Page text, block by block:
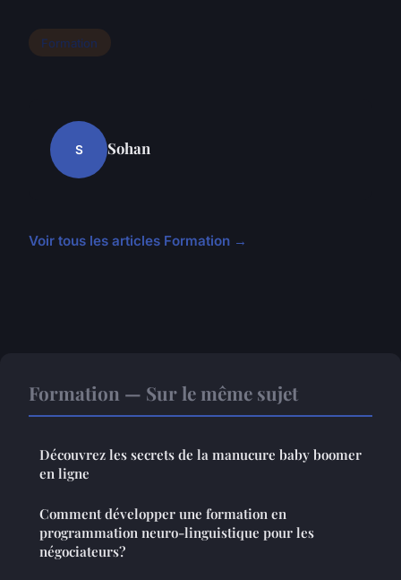
Formation
S Sohan
Voir tous les articles Formation →
Formation — Sur le même sujet
Découvrez les secrets de la manucure baby boomer
en ligne
Comment développer une formation en
programmation neuro-linguistique pour les
négociateurs?